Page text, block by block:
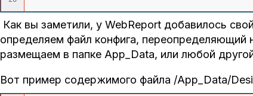
Как вы заметили, у WebReport добавилось
определяем файл конфига,
размещаем в папке App_Data, или любой
Вот пример содержимого файла /App_Data/